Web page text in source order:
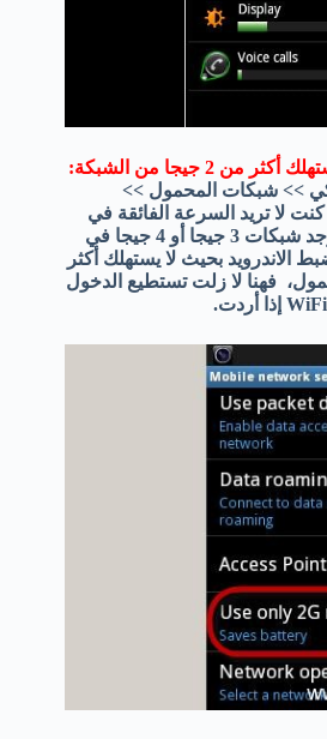
>> شبكات المحمول >>
فإذا كنت لا تريد السرعة الفائقة في
الدخول إلى البيانات، أو لا يوجد شبكات 3 جيجا أو 4 جيجا في
الاندرويد بحيث لا يستهلك أكثر
فهنا لا زلت تستطيع الدخول